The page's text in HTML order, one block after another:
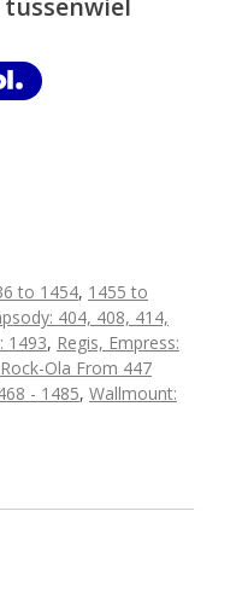
to 1454, 1455 to
404, 408, 414,
1493, Regis, Empress:
Rock-Ola From 447
- 1485, Wallmount: